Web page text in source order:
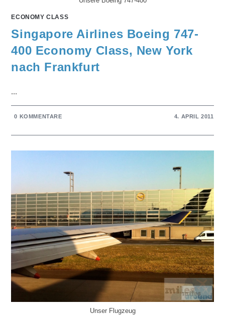
ECONOMY CLASS
Singapore Airlines Boeing 747-
400 Economy Class, New York
nach Frankfurt
...
0 KOMMENTARE 4. APRIL 2011
Unser Flugzeug